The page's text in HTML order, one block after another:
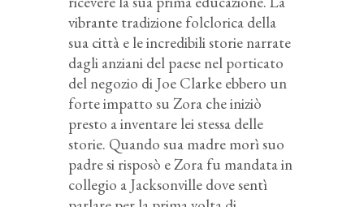
vibrante tradizione folclorica della
sua città e le incredibili storie narrate
dagli anziani del paese nel porticato
del negozio di Joe Clarke ebbero un
forte impatto su Zora che iniziò
presto a inventare lei stessa delle
storie. Quando sua madre morì suo
padre si risposò e Zora fu mandata in
collegio a Jacksonville dove sentì